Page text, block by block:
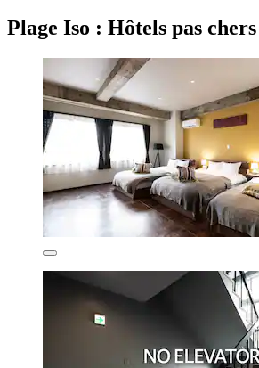
Plage Iso : Hôtels pas